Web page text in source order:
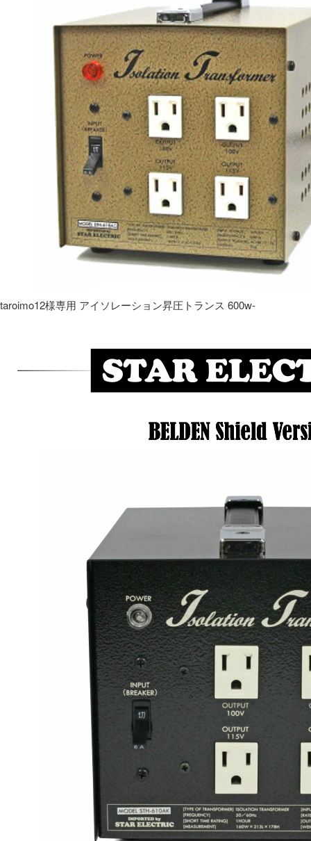
taroimo12様専用 アイソレーション昇圧トランス 600w-